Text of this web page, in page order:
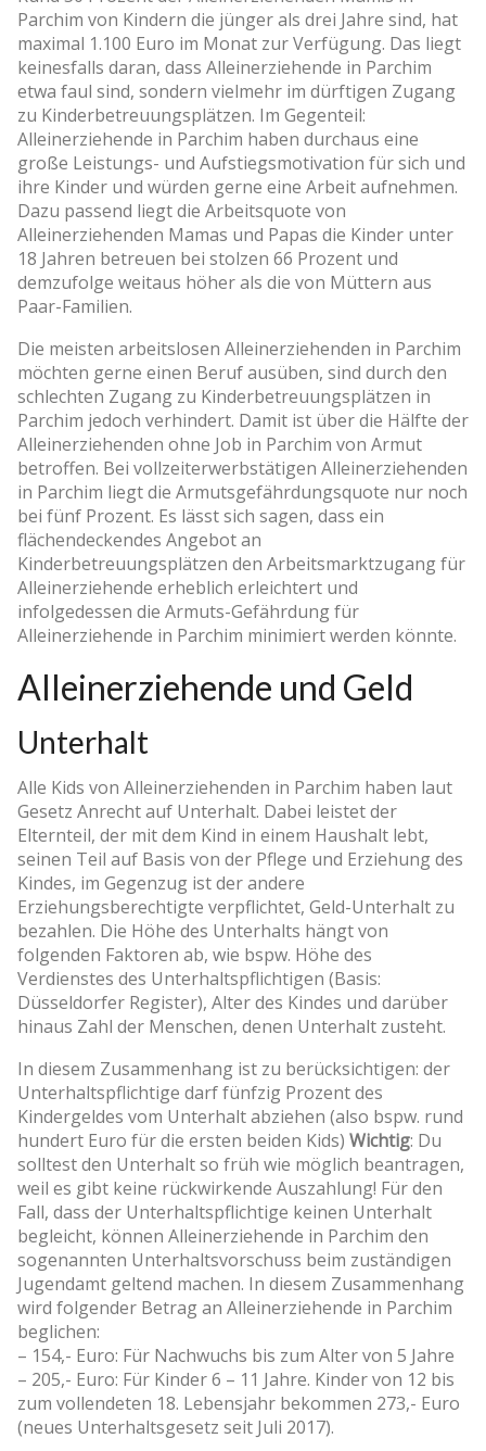
Parchim von Kindern die jünger als drei Jahre sind, hat
maximal 1.100 Euro im Monat zur Verfügung. Das liegt
keinesfalls daran, dass Alleinerziehende in Parchim
etwa faul sind, sondern vielmehr im dürftigen Zugang
zu Kinderbetreuungsplätzen. Im Gegenteil:
Alleinerziehende in Parchim haben durchaus eine
große Leistungs-­ und Aufstiegsmotivation für sich und
ihre Kinder und würden gerne eine Arbeit aufnehmen.
Dazu passend liegt die Arbeitsquote von
Alleinerziehenden Mamas und Papas die Kinder unter
18 Jahren betreuen bei stolzen 66 Prozent und
demzufolge weitaus höher als die von Müttern aus
Paar-Familien.
Die meisten arbeitslosen Alleinerziehenden in Parchim
möchten gerne einen Beruf ausüben, sind durch den
schlechten Zugang zu Kinderbetreuungsplätzen in
Parchim jedoch verhindert. Damit ist über die Hälfte der
Alleinerziehenden ohne Job in Parchim von Armut
betroffen. Bei vollzeiterwerbstätigen Alleinerziehenden
in Parchim liegt die Armutsgefährdungsquote nur noch
bei fünf Prozent. Es lässt sich sagen, dass ein
flächendeckendes Angebot an
Kinderbetreuungsplätzen den Arbeitsmarktzugang für
Alleinerziehende erheblich erleichtert und
infolgedessen die Armuts-Gefährdung für
Alleinerziehende in Parchim minimiert werden könnte.
Alleinerziehende und Geld
Unterhalt
Alle Kids von Alleinerziehenden in Parchim haben laut
Gesetz Anrecht auf Unterhalt. Dabei leistet der
Elternteil, der mit dem Kind in einem Haushalt lebt,
seinen Teil auf Basis von der Pflege und Erziehung des
Kindes, im Gegenzug ist der andere
Erziehungsberechtigte verpflichtet, Geld-Unterhalt zu
bezahlen. Die Höhe des Unterhalts hängt von
folgenden Faktoren ab, wie bspw. Höhe des
Verdienstes des Unterhaltspflichtigen (Basis:
Düsseldorfer Register), Alter des Kindes und darüber
hinaus Zahl der Menschen, denen Unterhalt zusteht.
In diesem Zusammenhang ist zu berücksichtigen: der
Unterhaltspflichtige darf fünfzig Prozent des
Kindergeldes vom Unterhalt abziehen (also bspw. rund
hundert Euro für die ersten beiden Kids) Wichtig: Du
solltest den Unterhalt so früh wie möglich beantragen,
weil es gibt keine rückwirkende Auszahlung! Für den
Fall, dass der Unterhaltspflichtige keinen Unterhalt
begleicht, können Alleinerziehende in Parchim den
sogenannten Unterhaltsvorschuss beim zuständigen
Jugendamt geltend machen. In diesem Zusammenhang
wird folgender Betrag an Alleinerziehende in Parchim
beglichen:
– 154,- Euro: Für Nachwuchs bis zum Alter von 5 Jahre
– 205,- Euro: Für Kinder 6 – 11 Jahre. Kinder von 12 bis
zum vollendeten 18. Lebensjahr bekommen 273,- Euro
(neues Unterhaltsgesetz seit Juli 2017).